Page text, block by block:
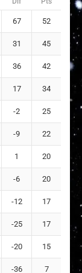
67 52
31 45
36 42
17 34
-2 25
-9 22
1 20
-6 20
-12 17
-25 17
-20 15
-36 7